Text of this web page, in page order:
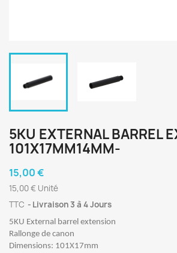
5KU EXTERNAL BARREL
101X17MM14MM-
15,00 €
15,00 € Unité
TTC
Livraison 3 à 4 Jours
5KU External barrel extension
Rallonge de canon
Dimensions: 101X17mm